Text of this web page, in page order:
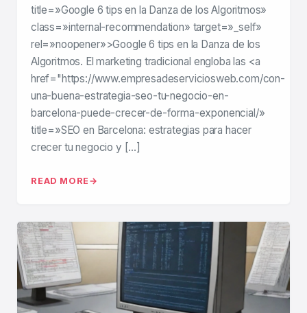
title=»Google 6 tips en la Danza de los Algoritmos»
class=»internal-recommendation» target=»_self»
rel=»noopener»>Google 6 tips en la Danza de los
Algoritmos. El marketing tradicional engloba las <a
href="https://www.empresadeserviciosweb.com/con-
una-buena-estrategia-seo-tu-negocio-en-
barcelona-puede-crecer-de-forma-exponencial/»
title=»SEO en Barcelona: estrategias para hacer
crecer tu negocio y […]
READ MORE